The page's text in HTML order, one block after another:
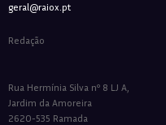
geral@raiox.pt
Redação
Rua Hermínia Silva nº 8 LJ A,
Jardim da Amoreira
2620-535 Ramada